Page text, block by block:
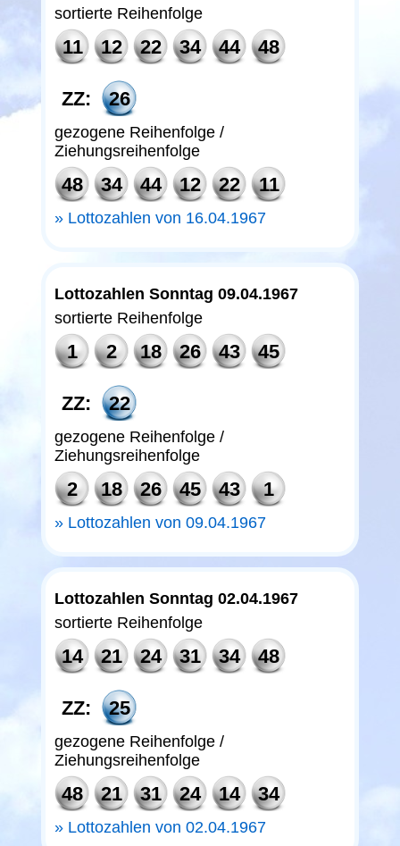
sortierte Reihenfolge
11 12 22 34 44 48
ZZ: 26
gezogene Reihenfolge /
Ziehungsreihenfolge
48 34 44 12 22 11
Lottozahlen von 16.04.1967
Lottozahlen Sonntag 09.04.1967
sortierte Reihenfolge
1 2 18 26 43 45
ZZ: 22
gezogene Reihenfolge /
Ziehungsreihenfolge
2 18 26 45 43 1
Lottozahlen von 09.04.1967
Lottozahlen Sonntag 02.04.1967
sortierte Reihenfolge
14 21 24 31 34 48
ZZ: 25
gezogene Reihenfolge /
Ziehungsreihenfolge
48 21 31 24 14 34
Lottozahlen von 02.04.1967